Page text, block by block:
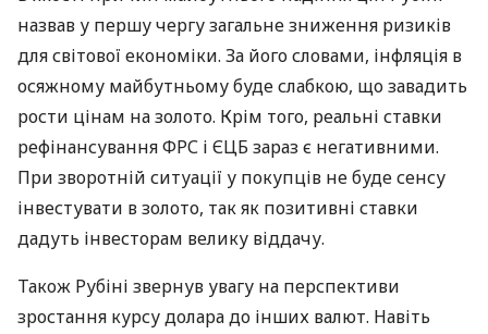
назвав у першу чергу загальне зниження ризиків
для світової економіки. За його словами, інфляція в
осяжному майбутньому буде слабкою, що завадить
рости цінам на золото. Крім того, реальні ставки
рефінансуванняФРС і ЄЦБзараз є негативними.
При зворотній ситуації у покупців не буде сенсу
інвестувати в золото, так як позитивні ставки
дадуть інвесторам велику віддачу.
Також Рубіні звернув увагу на перспективи
зростання курсу долара до інших валют. Навіть